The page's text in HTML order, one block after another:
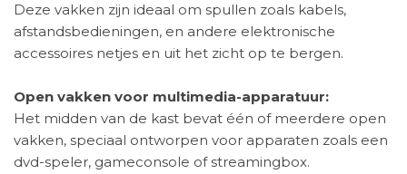
Deze vakken zijn ideaal om spullen zoals kabels,
afstandsbedieningen, en andere elektronische
accessoires netjes en uit het zicht op te bergen.
Open vakken voor multimedia-apparatuur:
Het midden van de kast bevat één of meerdere open
vakken, speciaal ontworpen voor apparaten zoals een
dvd-speler, gameconsole of streamingbox.